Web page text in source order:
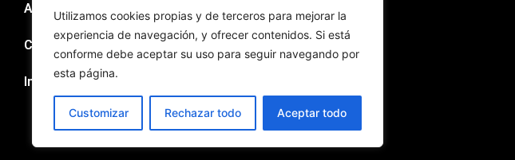
Utilizamos cookies propias y de terceros para mejorar la
experiencia de navegación, y ofrecer contenidos. Si está
conforme debe aceptar su uso para seguir navegando por
esta página.
Customizar Rechazar todo Aceptar todo
Aviso Legal
Canal Denuncias Cookies
Incidencias de Seguridad